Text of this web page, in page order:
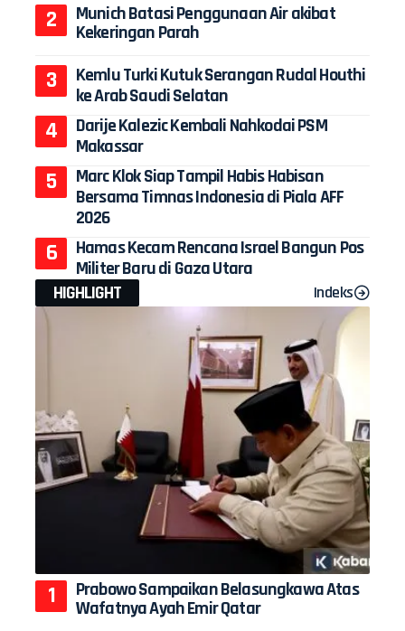
Munich Batasi Penggunaan Air akibat
Kekeringan Parah
Kemlu Turki Kutuk Serangan Rudal Houthi
ke Arab Saudi Selatan
Darije Kalezic Kembali Nahkodai PSM
Makassar
Marc Klok Siap Tampil Habis Habisan
Bersama Timnas Indonesia di Piala AFF
2026
Hamas Kecam Rencana Israel Bangun Pos
Militer Baru di Gaza Utara
HIGHLIGHT
Indeks
Prabowo Sampaikan Belasungkawa Atas
Wafatnya Ayah Emir Qatar